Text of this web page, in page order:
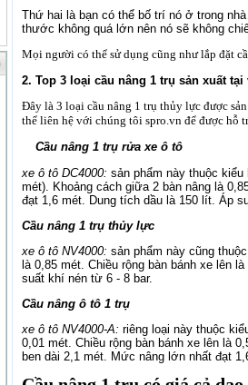
Thứ hai là bạn có thể bố trí nó ở trong
thước không quá lớn nên nó sẽ không
Mọi người có thể sử dụng cũng như lắp đặt
2. Top 3 loại cầu nâng 1 trụ sản xuất tại
Đây là 3 loại cầu nâng 1 trụ thủy lực được
thể liên hệ với chúng tôi spro.vn để được hỗ
Cầu nâng 1 trụ rửa xe ô tô
xe ô tô DC4000: sản phẩm này thuộc
mét). Khoảng cách giữa 2 bàn nâng là
đạt 1,6 mét. Dung tích dầu là 150 lít. Áp
Cầu nâng 1 trụ thủy lực
xe ô tô NV4000: sản phẩm này cũng
là 0,85 mét. Chiều rộng bàn bánh xe lên
suất khí nén từ 6 - 8 bar.
Cầu nâng ô tô 1 trụ
xe ô tô NV4000-A: riêng loại này thuộc
0,01 mét. Chiều rộng bàn bánh xe lên là
ben dài 2,1 mét. Mức nâng lớn nhất đạt